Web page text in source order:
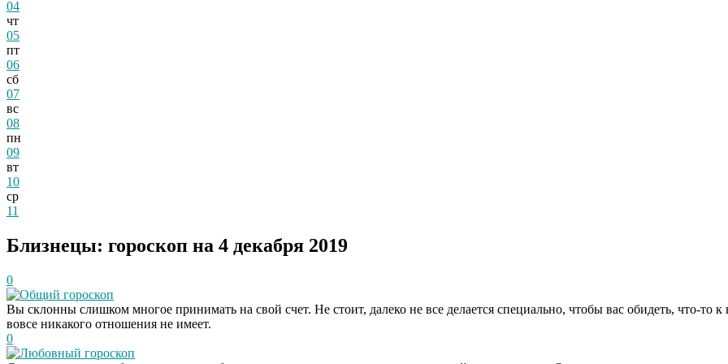
04
чт
05
пт
06
сб
07
вс
08
пн
09
вт
10
ср
11
Близнецы: гороскоп на 4 декабря 2019
0
Общий гороскоп
Вы склонны слишком многое принимать на свой счет. Не стоит, далеко не все делается специально, чтобы вас обидеть, что-то к
вовсе никакого отношения не имеет.
0
Любовный гороскоп